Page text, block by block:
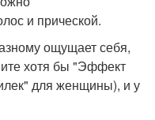
и прической.
ощущает себя,
хотя бы "Эффект
для женщины), и у